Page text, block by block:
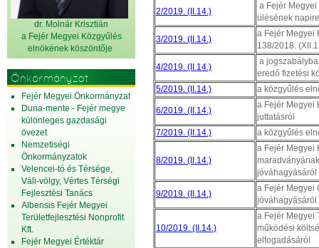
dr. Molnár Krisztián
a Fejér Megyei Közgyűlés
elnökének köszöntője
Önkormányzat
Fejér Megyei Önkormányzat
Duna-mente - Fejér megye
különleges gazdasági
övezet
Nemzetiségi
Önkormányzatok
Velencei-tó és Térsége,
Váli-völgy, Vértes Térségi
Fejlesztési Tanács
Albensis Fejér Megyei
Területfejlesztési Nonprofit
Kft.
Fejér Megyei Értéktár
2/2019. (II.14.)
a Fejér
ülésének
3/2019. (II.14.)
a Fejér Megyei
138/2018.
4/2019. (II.14.)
a
eredő fizetési
5/2019. (II.14.)
a közgyűlés
6/2019. (II.14.)
a Fejér Megyei
juttatásról
7/2019. (II.14.)
a közgyűlés
8/2019. (II.14.)
a Fejér Megyei
jóváhagyásáról
9/2019. (II.14.)
a Fejér Megyei
jóváhagyásáról
10/2019. (II.14.)
a Fejér Megyei
működési
elfogadásáról